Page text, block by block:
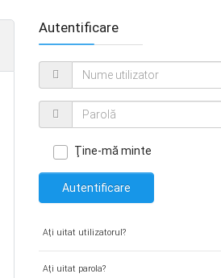
Autentificare
Ţine-mă minte
Autentificare
Aţi uitat utilizatorul?
Aţi uitat parola?